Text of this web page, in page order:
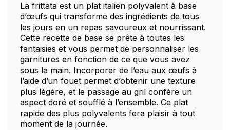
La frittata est un plat italien polyvalent à base
d’œufs qui transforme des ingrédients de tous
les jours en un repas savoureux et nourrissant.
Cette recette de base se prête à toutes les
fantaisies et vous permet de personnaliser les
garnitures en fonction de ce que vous avez
sous la main. Incorporer de l’eau aux œufs à
l’aide d’un fouet permet d’obtenir une texture
plus légère, et le passage au gril confère un
aspect doré et soufflé à l’ensemble. Ce plat
rapide des plus polyvalents fera plaisir à tout
moment de la journée.